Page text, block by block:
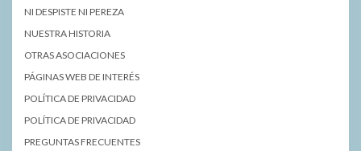
NI DESPISTE NI PEREZA
NUESTRA HISTORIA
OTRAS ASOCIACIONES
PÁGINAS WEB DE INTERÉS
POLÍTICA DE PRIVACIDAD
POLÍTICA DE PRIVACIDAD
PREGUNTAS FRECUENTES